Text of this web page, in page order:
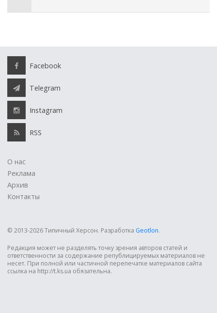
Facebook
Telegram
Instagram
RSS
О нас
Реклама
Архив
Контакты
© 2013-2026 Типичный Херсон. Разработка Geotlon.
Редакция может не разделять точку зрения авторов статей и
ответственности за содержание републицируемых материалов не
несет. При полной или частичной перепечатке материалов сайта
ссылка на http://t.ks.ua обязательна.